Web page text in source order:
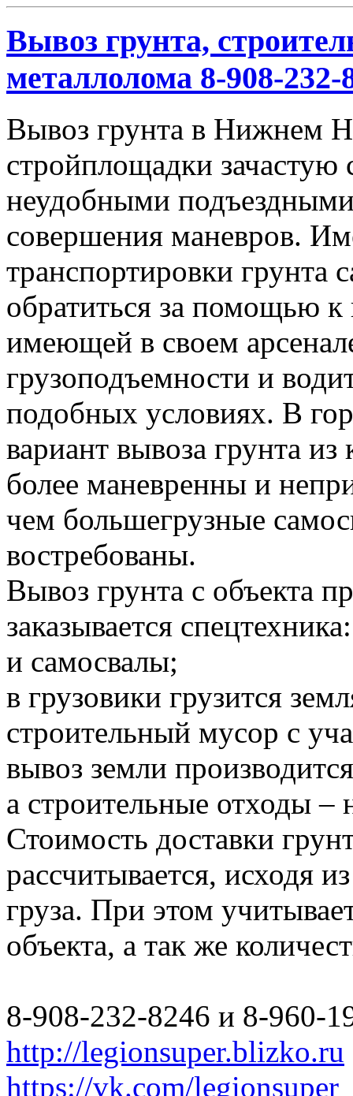
Вывоз грунта,
металлолома 8-908-232-
Вывоз грунта в Нижнем
стройплощадки зачастую
неудобными
совершения маневров.
транспортировки грунта
обратиться за помощью
имеющей в своем
грузоподъемности и
подобных условиях. В
вариант вывоза грунта
более маневренны и
чем большегрузные
востребованы.
Вывоз грунта с объекта
заказывается
и самосвалы;
в грузовики грузится
строительный мусор с
вывоз земли
а строительные отходы –
Стоимость доставки
рассчитывается, исходя
груза. При этом
объекта, а так же
8-908-232-8246 и 8-960-
http://legionsuper.blizko.ru
https://vk.com/legionsuper